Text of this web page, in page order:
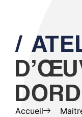
/
Accueil